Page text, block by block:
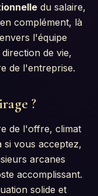
du salaire,
complément, là
l'équipe
de vie,
de l'entreprise.
?
de l'offre, climat
vous acceptez,
arcanes
accomplissant.
solide et